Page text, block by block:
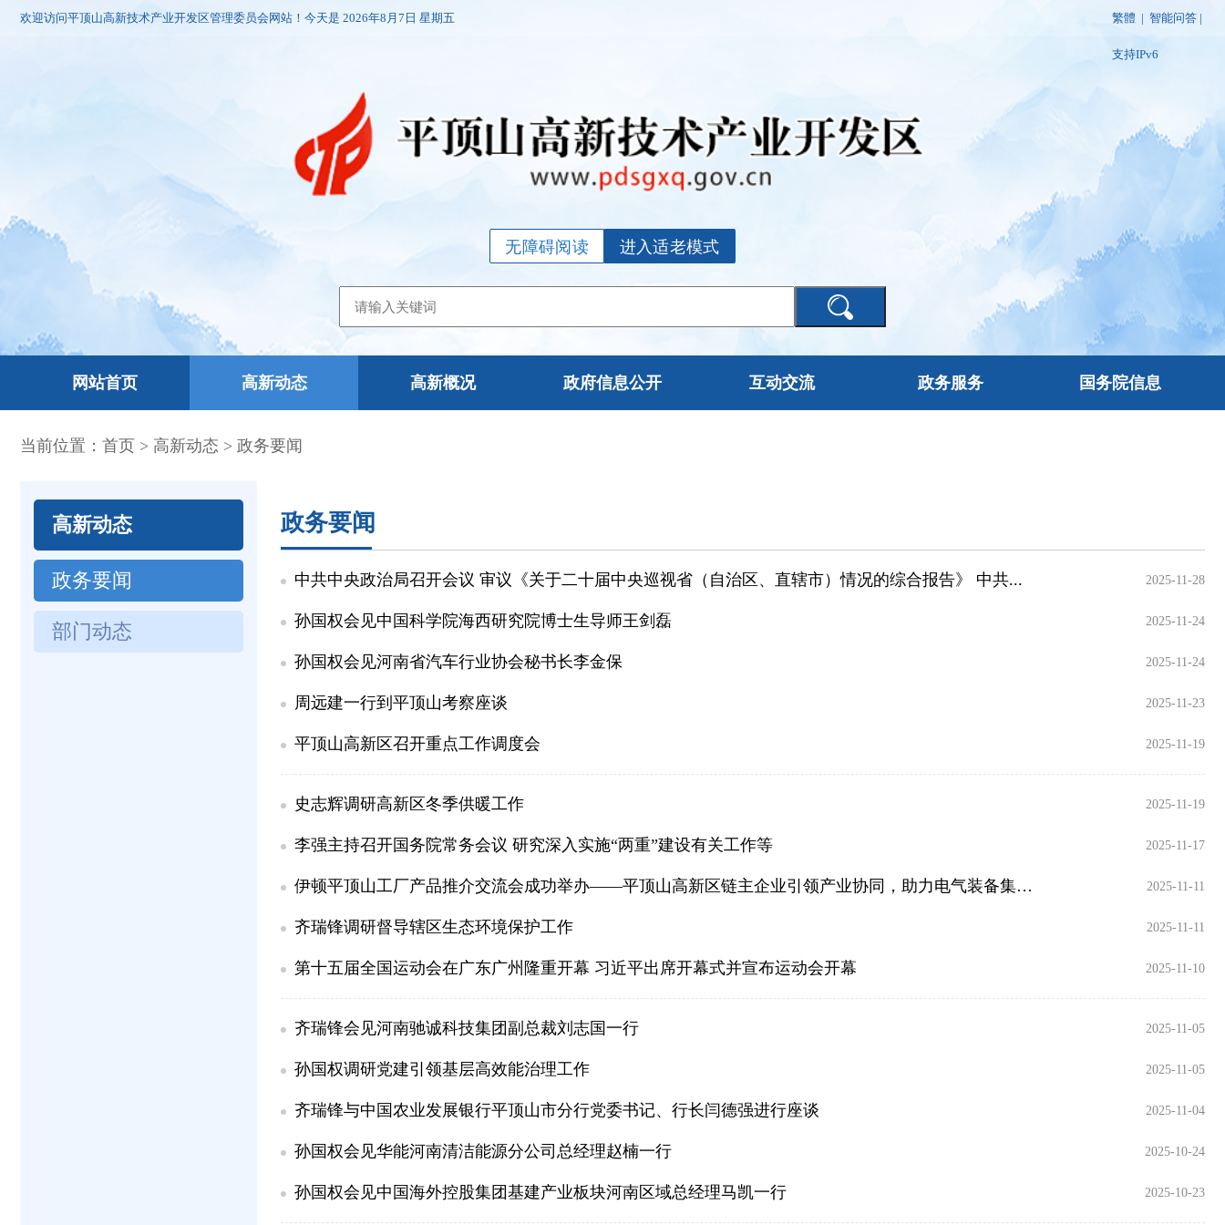
欢迎访问平顶山高新技术产业开发区管理委员会网站！今天是 2026年8月7日 星期五 繁體 | 智能问答 |
支持IPv6
进入适老模式
无障碍阅读
网站首页 高新动态 高新概况 政府信息公开 互动交流 政务服务 国务院信息
当前位置： 首页 > 高新动态 > 政务要闻
高新动态
政务要闻
部门动态
政务要闻
中共中央政治局召开会议 审议《关于二十届中央巡视省（自治区、直辖市）情况的综合报告》 中共... 2025-11-28
孙国权会见中国科学院海西研究院博士生导师王剑磊 2025-11-24
孙国权会见河南省汽车行业协会秘书长李金保 2025-11-24
周远建一行到平顶山考察座谈 2025-11-23
平顶山高新区召开重点工作调度会 2025-11-19
史志辉调研高新区冬季供暖工作 2025-11-19
李强主持召开国务院常务会议 研究深入实施“两重”建设有关工作等 2025-11-17
伊顿平顶山工厂产品推介交流会成功举办——平顶山高新区链主企业引领产业协同，助力电气装备集群... 2025-11-11
齐瑞锋调研督导辖区生态环境保护工作 2025-11-11
第十五届全国运动会在广东广州隆重开幕 习近平出席开幕式并宣布运动会开幕 2025-11-10
齐瑞锋会见河南驰诚科技集团副总裁刘志国一行 2025-11-05
孙国权调研党建引领基层高效能治理工作 2025-11-05
齐瑞锋与中国农业发展银行平顶山市分行党委书记、行长闫德强进行座谈 2025-11-04
孙国权会见华能河南清洁能源分公司总经理赵楠一行 2025-10-24
孙国权会见中国海外控股集团基建产业板块河南区域总经理马凯一行 2025-10-23